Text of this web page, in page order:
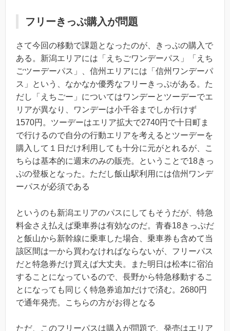
フリーきっぷ購入が問題
さて今回の移動で課題となったのが、きっぷの購入で
ある。新潟エリアには「えちごワンデーパス」「えち
ごツーデーパス」、信州エリアには「信州ワンデーパ
ス」という、なかなか優秀なフリーきっぷがある。た
だし「えちごー」についてはワンデーとツーデーでエ
リアが異なり、ワンデーは小千谷までしか行けず
1570円。ツーデーはエリア拡大で2740円で十日町ま
で行けるので自分の行動エリアを考えるとツーデーを
購入して１日だけ利用しても十分に元がとれるが、こ
ちらは基本的に週末のみの販売。ということで18きっ
ぷの登板となった。ただし飯山駅利用には信州ワンデ
ーパスが必須である
というのも新潟エリアのパスにしてもそうだが、特急
料金さえ払えば乗車券は有効なのだ。青春18きっぷだ
と飯山から新幹線に乗車した場合、乗車券も含めて当
該区間は一から買わなければならないが、フリーパス
だと特急券だけ買えば大丈夫。また明日は松本に宿泊
することになっているので、長野から特急移動するこ
とになっても同じく特急券追加だけで済む。2680円
で通年発売。こちらの方がお得となる
ただ、このフリーパスは購入が問題で、発売はエリア